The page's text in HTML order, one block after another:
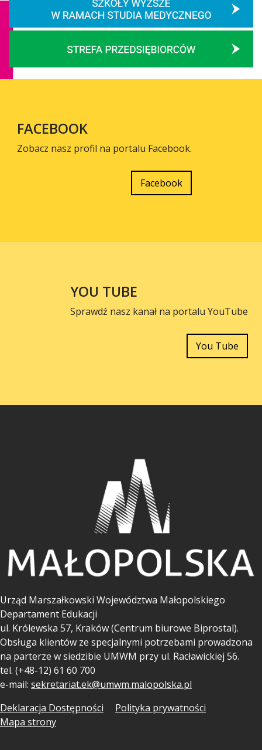
FACEBOOK
Zobacz nasz profil na portalu Facebook.
Facebook
YOU TUBE
Sprawdź nasz kanał na portalu YouTube
You Tube
Urząd Marszałkowski Województwa Małopolskiego
Departament Edukacji
ul. Królewska 57, Kraków (Centrum biurowe Biprostal).
Obsługa klientów ze specjalnymi potrzebami prowadzona
na parterze w siedzibie UMWM przy ul. Racławickiej 56.
tel. (+48-12) 61 60 700
e-mail: sekretariat.ek@umwm.malopolska.pl
Deklaracja Dostępności
Polityka prywatności
Mapa strony